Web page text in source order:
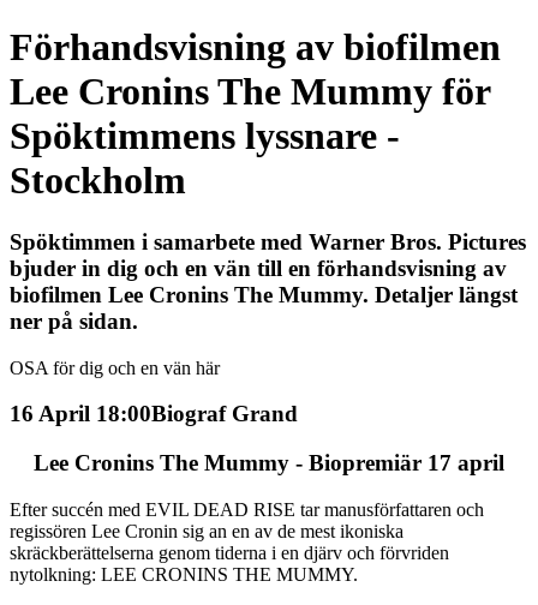
Förhandsvisning av biofilmen
Lee Cronins The Mummy för
Spöktimmens lyssnare -
Stockholm
Spöktimmen i samarbete med Warner Bros. Pictures
bjuder in dig och en vän till en förhandsvisning av
biofilmen Lee Cronins The Mummy. Detaljer längst
ner på sidan.
OSA för dig och en vän här
16 April 18:00Biograf Grand
Lee Cronins The Mummy - Biopremiär 17 april
Efter succén med EVIL DEAD RISE tar manusförfattaren och
regissören Lee Cronin sig an en av de mest ikoniska
skräckberättelserna genom tiderna i en djärv och förvriden
nytolkning: LEE CRONINS THE MUMMY.